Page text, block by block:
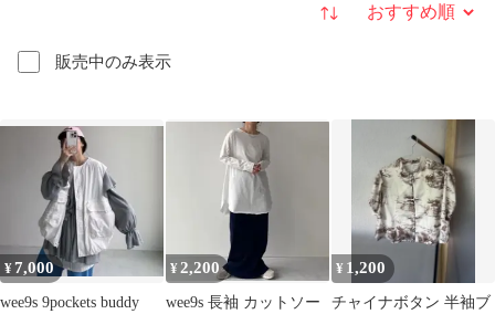
販売中のみ表示
並び替え
¥7,000
wee9s 9pockets buddy
¥2,200
wee9s 長袖 カットソー
¥ 1,200
チャイナボタン 半袖ブ